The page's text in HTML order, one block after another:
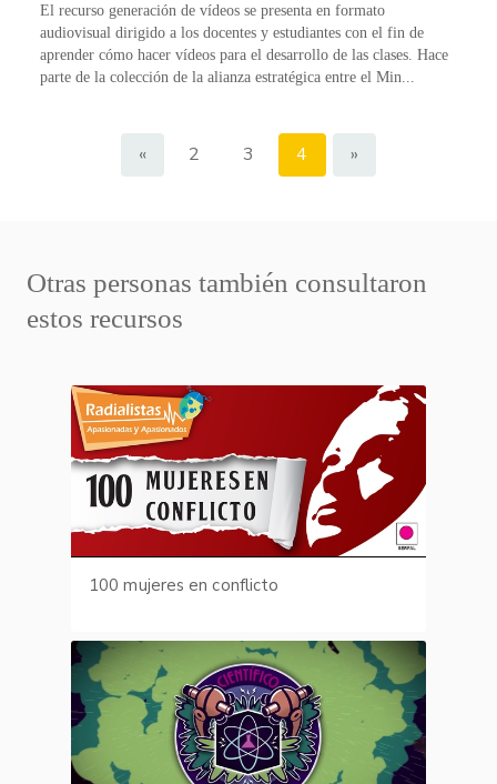
El recurso generación de vídeos se presenta en formato
audiovisual dirigido a los docentes y estudiantes con el fin de
aprender cómo hacer vídeos para el desarrollo de las clases. Hace
parte de la colección de la alianza estratégica entre el Min...
« 2 3 4 »
Otras personas también consultaron
estos recursos
100 mujeres en conflicto